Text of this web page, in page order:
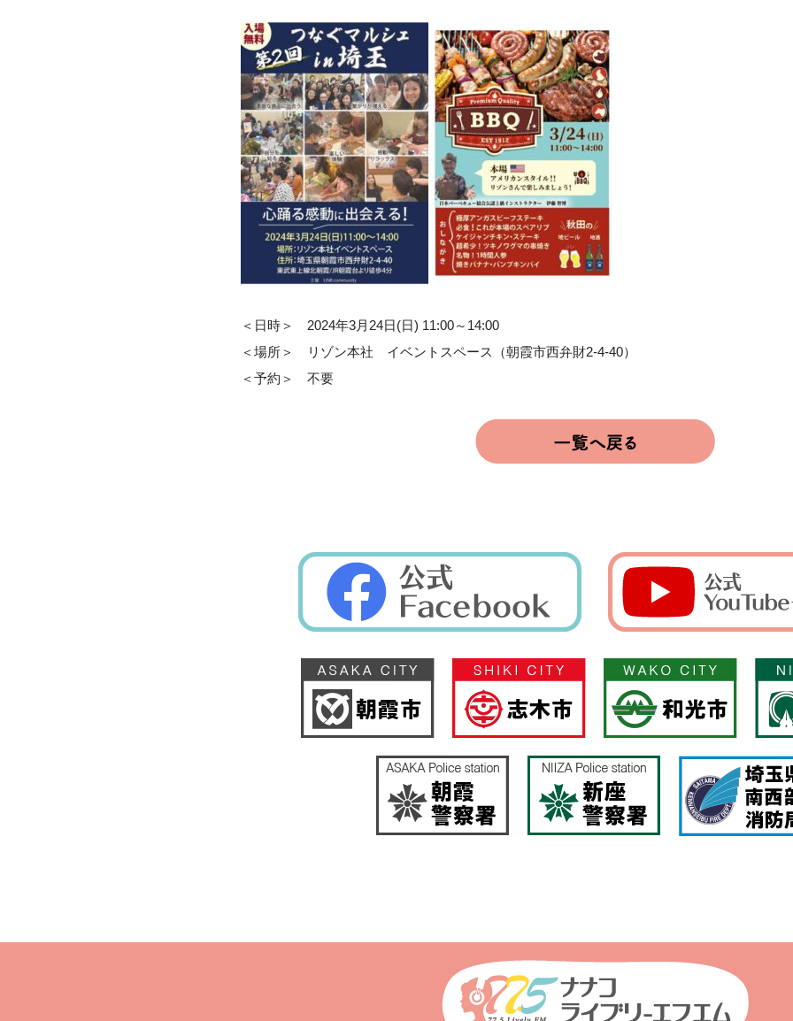
＜日時＞ 2024年3月24日(日) 11:00～14:00
＜場所＞ リゾン本社 イベントスペース（朝霞市西弁財2-4-40）
＜予約＞ 不要